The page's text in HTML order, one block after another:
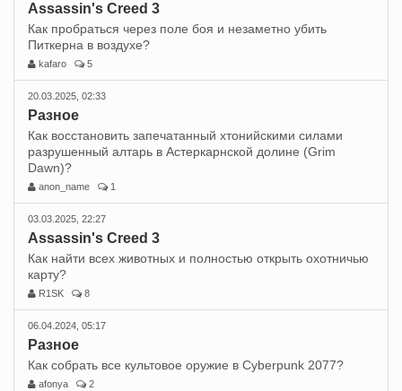
Assassin's Creed 3
Как пробраться через поле боя и незаметно убить
Питкерна в воздухе?
kafaro 5
20.03.2025, 02:33
Разное
Как восстановить запечатанный хтонийскими силами
разрушенный алтарь в Астеркарнской долине (Grim
Dawn)?
anon_name 1
03.03.2025, 22:27
Assassin's Creed 3
Как найти всех животных и полностью открыть охотничью
карту?
R1SK 8
06.04.2024, 05:17
Разное
Как собрать все культовое оружие в Cyberpunk 2077?
afonya 2